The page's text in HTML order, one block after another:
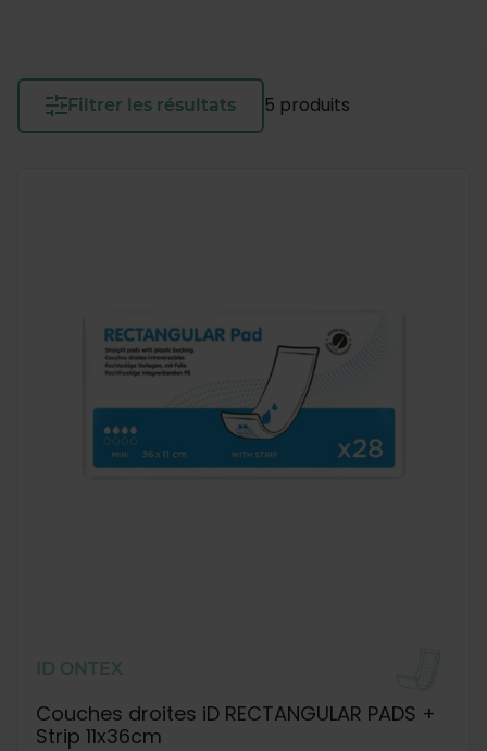
Filtrer les résultats 5 produits
ID ONTEX
Couches droites iD RECTANGULAR PADS +
Strip 11x36cm